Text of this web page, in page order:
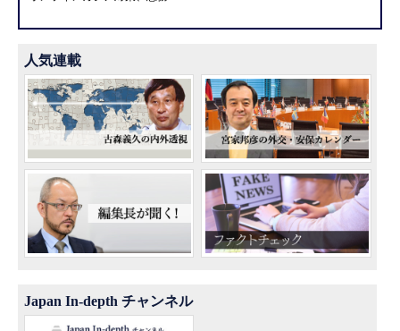
人気連載
Japan In-depth チャンネル